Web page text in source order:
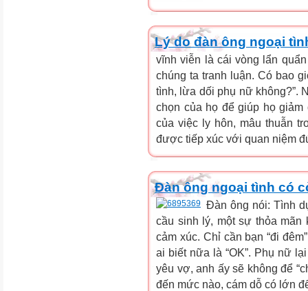
Lý do đàn ông ngoại
vĩnh viễn là cái vòng lẩn
chúng ta tranh luận. Có bao
tình, lừa dối phụ nữ không?”.
chọn của họ để giúp họ
của việc ly hôn, mâu thuẫn
được tiếp xúc với quan niệm
Đàn ông ngoại tình có
Đàn ông nói: Tình
cầu sinh lý, một sự thỏa mãn
cảm xúc. Chỉ cần bạn “đi
ai biết nữa là “OK”. Phụ nữ
yêu vợ, anh ấy sẽ không để
đến mức nào, cám dỗ có lớn